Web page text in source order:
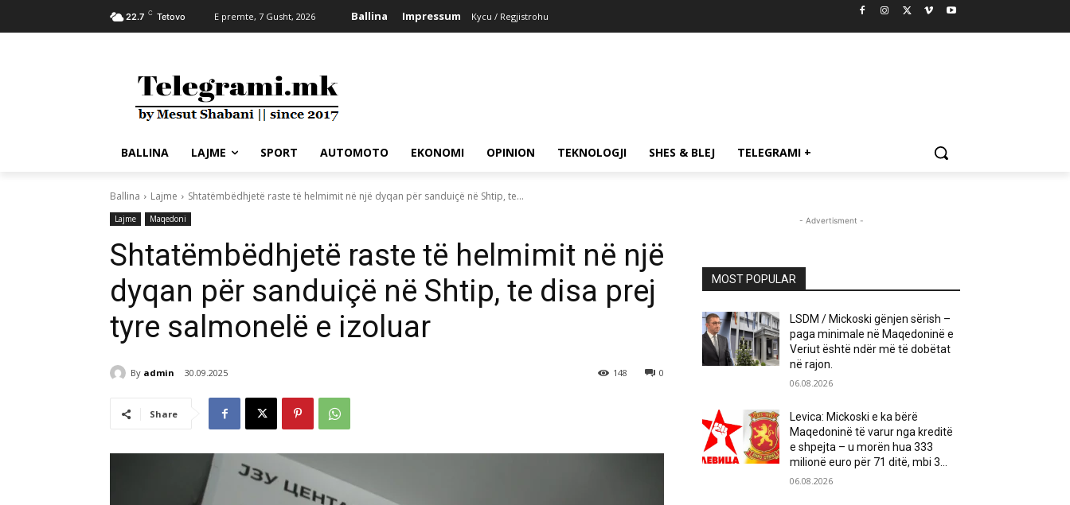
22.7 C Tetovo E premte, 7 Gusht, 2026 Ballina Impressum Kycu / Regjistrohu
BALLINA LAJME SPORT AUTOMOTO EKONOMI OPINION TEKNOLOGJI SHES & BLEJ TELEGRAMI +
Ballina Lajme Shtatëmbëdhjetë raste të helmimit në një dyqan për sanduiçë në Shtip, te...
Lajme Maqedoni
Shtatëmbëdhjetë raste të helmimit në një
dyqan për sanduiçë në Shtip, te disa prej
tyre salmonelë e izoluar
By admin 30.09.2025 0
148
Share
- Advertisment -
MOST POPULAR
LSDM / Mickoski gënjen sërish –
paga minimale në Maqedoninë e
Veriut është ndër më të dobëtat
në rajon.
06.08.2026
Levica: Mickoski e ka bërë
Maqedoninë të varur nga kreditë
e shpejta – u morën hua 333
milionë euro për 71 ditë, mbi 3...
06.08.2026